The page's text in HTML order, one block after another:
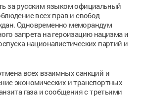
за русским языком официальный
всех прав и свобод
Одновременно меморандум
запрета на героизацию нацизма и
националистических партий и
всех взаимных санкций и
экономических и транспортных
газа и сообщения с третьими